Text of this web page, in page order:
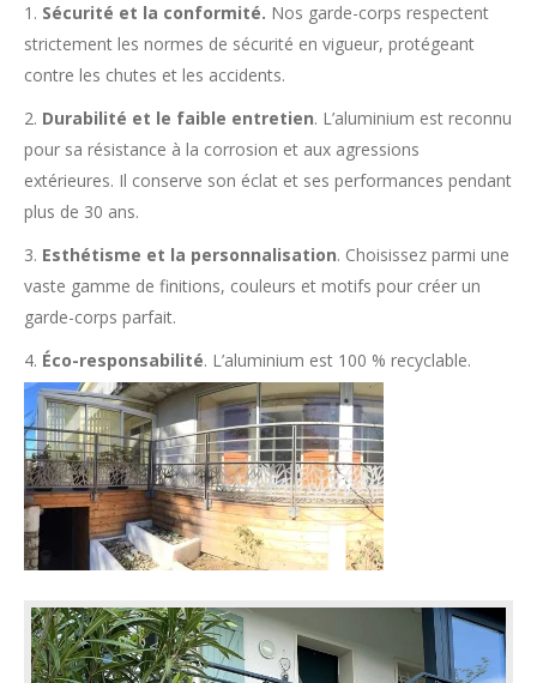
1. Sécurité et la conformité. Nos garde-corps respectent
strictement les normes de sécurité en vigueur, protégeant
contre les chutes et les accidents.
2. Durabilité et le faible entretien. L’aluminium est reconnu
pour sa résistance à la corrosion et aux agressions
extérieures. Il conserve son éclat et ses performances pendant
plus de 30 ans.
3. Esthétisme et la personnalisation. Choisissez parmi une
vaste gamme de finitions, couleurs et motifs pour créer un
garde-corps parfait.
4. Éco-responsabilité. L’aluminium est 100 % recyclable.